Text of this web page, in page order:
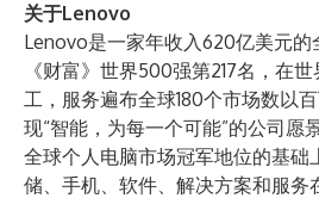
关于Lenovo
Lenovo是一家年收入620亿美元的
《财富》世界500强第217名，在
工，服务遍布全球180个市场数以
现“智能，为每一个可能”的公司愿
全球个人电脑市场冠军地位的基础
储、手机、软件、解决方案和服务